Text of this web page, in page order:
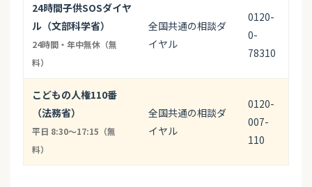
24時間子供SOSダイヤ
ル（文部科学省）
24時間・年中無休（無
料）
全国共通の相談ダ
イヤル
0120-
0-
78310
こどもの人権110番
（法務省）
平日 8:30〜17:15（無
料）
全国共通の相談ダ
イヤル
0120-
007-
110